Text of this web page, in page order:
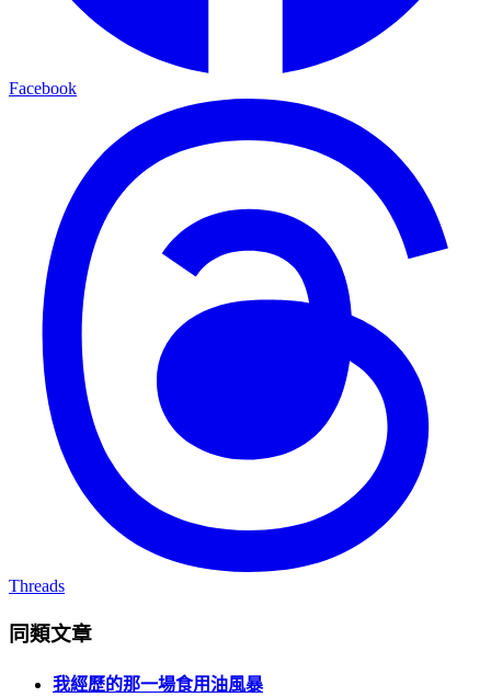
Facebook
Threads
同類文章
我經歷的那一場食用油風暴